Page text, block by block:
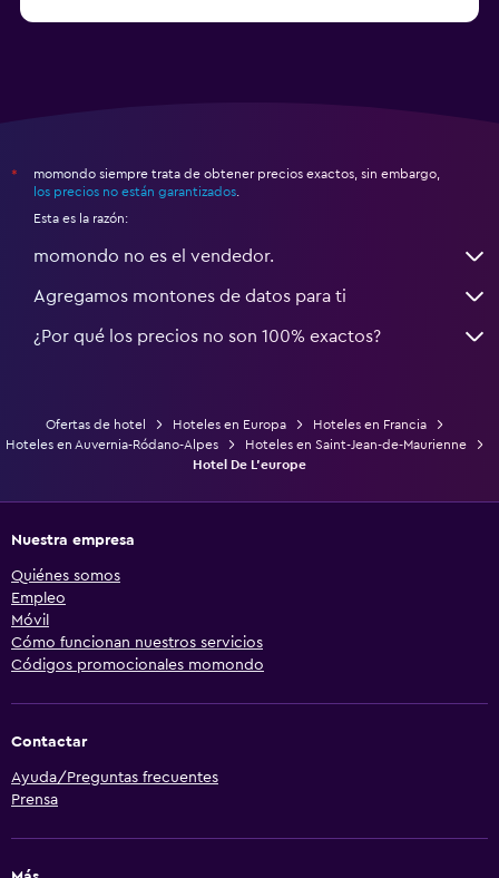
*
momondo siempre trata de obtener precios exactos, sin embargo,
los precios no están garantizados
Esta es la razón:
momondo no es el vendedor.
Agregamos montones de datos para ti
¿Por qué los precios no son 100% exactos?
Ofertas de hotel Hoteles en Europa
Hoteles en Francia
Hoteles en Auvernia-Ródano-Alpes
Hoteles en Saint-Jean-de-Maurienne
Hotel De L'europe
Nuestra empresa
Quiénes somos
Empleo
Móvil
Cómo funcionan nuestros servicios
Códigos promocionales momondo
Contactar
Ayuda/Preguntas frecuentes
Prensa